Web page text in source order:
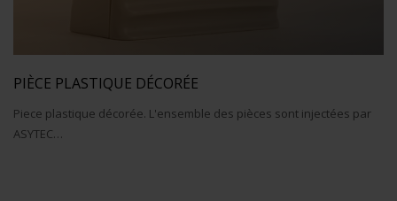
PIÈCE PLASTIQUE DÉCORÉE
Piece plastique décorée. L'ensemble des pièces sont injectées par
ASYTEC…